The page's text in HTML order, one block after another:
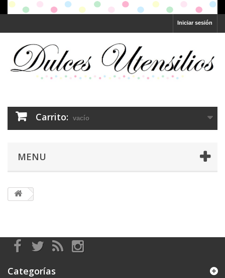
Iniciar sesión
Carrito: vacío
MENU
Categorías